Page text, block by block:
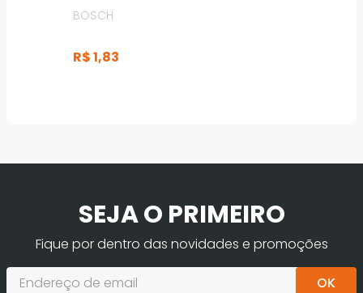
BOSCH
R$1,83
SEJA O PRIMEIRO
Fique por dentro das novidades e promoções
OK